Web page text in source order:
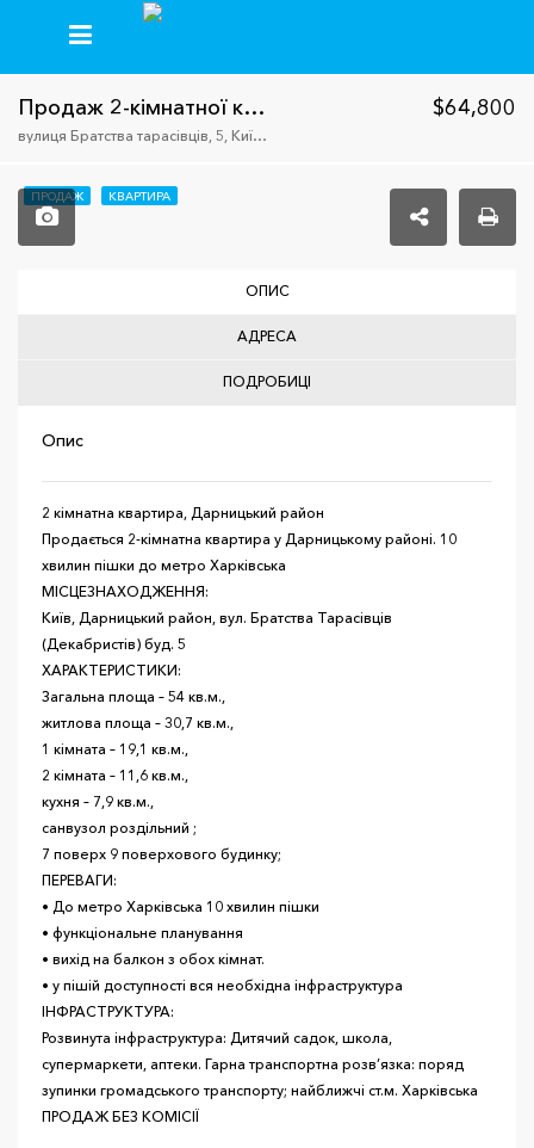
Продаж 2-кімнатної квартири, ст.м. Харківська
вулиця Братства тарасівців, 5, Київ, Украина, 02121
$64,800
ПРОДАЖ КВАРТИРА
ОПИС
АДРЕСА
ПОДРОБИЦІ
Опис
2 кімнатна квартира, Дарницький район
Продається 2-кімнатна квартира у Дарницькому районі. 10
хвилин пішки до метро Харківська
МІСЦЕЗНАХОДЖЕННЯ:
Київ, Дарницький район, вул. Братства Тарасівців
(Декабристів) буд. 5
ХАРАКТЕРИСТИКИ:
Загальна площа – 54 кв.м.,
житлова площа – 30,7 кв.м.,
1 кімната – 19,1 кв.м.,
2 кімната – 11,6 кв.м.,
кухня – 7,9 кв.м.,
санвузол роздільний ;
7 поверх 9 поверхового будинку;
ПЕРЕВАГИ:
• До метро Харківська 10 хвилин пішки
• функціональне планування
• вихід на балкон з обох кімнат.
• у пішій доступності вся необхідна інфраструктура
ІНФРАСТРУКТУРА:
Розвинута інфраструктура: Дитячий садок, школа,
супермаркети, аптеки. Гарна транспортна розв’язка: поряд
зупинки громадського транспорту; найближчі ст.м. Харківська
ПРОДАЖ БЕЗ КОМІСІЇ